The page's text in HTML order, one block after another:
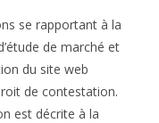
se rapportant à la
de marché et
du site web
de contestation.
est décrite à la